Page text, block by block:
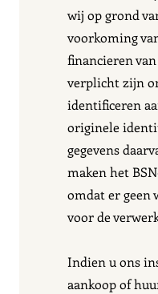
wij op grond
voorkoming
financieren
verplicht zijn
identificeren
originele
gegevens
maken het
omdat er geen
voor de
Indien u ons
aankoop of